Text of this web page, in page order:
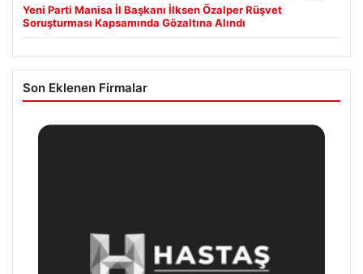
Yeni Parti Manisa İl Başkanı İlksen Özalper Rüşvet
Soruşturması Kapsamında Gözaltına Alındı
Son Eklenen Firmalar